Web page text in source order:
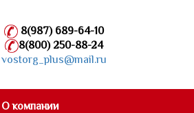
8(987) 689-64-10
8(800) 250-88-24
vostorg_plus@mail.ru
О компании